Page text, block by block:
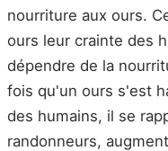
nourriture aux ours.
ours leur crainte des
dépendre de la
fois qu'un ours s'est
des humains, il se
randonneurs,